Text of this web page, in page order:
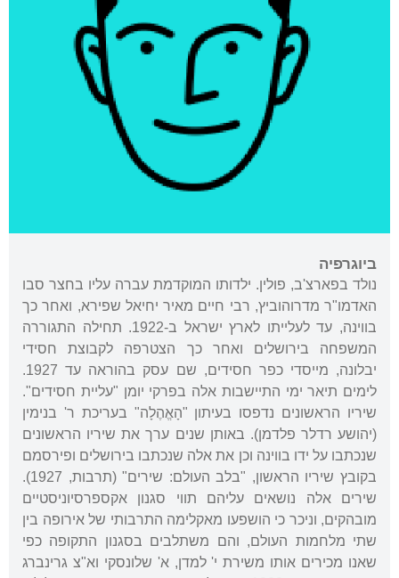
ביוגרפיה
נולד בפארצ'ב, פולין. ילדותו המוקדמת עברה עליו בחצר סבו
האדמו"ר מדרוהוביץ, רבי חיים מאיר יחיאל שפירא, ואחר כך
בווינה, עד לעלייתו לארץ ישראל ב-1922. תחילה התגוררה
המשפחה בירושלים ואחר כך הצטרפה לקבוצת חסידי
יבלונה, מייסדי כפר חסידים, שם עסק בהוראה עד 1927.
לימים תיאר ימי התיישבות אלה בפרקי יומן "עליית חסידים".
שיריו הראשונים נדפסו בעיתון "הָאֱהֶלָה" בעריכת ר' בנימין
(יהושע רדלר פלדמן). באותן שנים ערך את שיריו הראשונים
שנכתבו על ידו בווינה וכן את אלה שנכתבו בירושלים ופירסמם
בקובץ שיריו הראשון, "בלב העולם: שירים" (תרבות, 1927).
שירים אלה נושאים עליהם תווי סגנון אקספרסיוניסטיים
מובהקים, וניכר כי הושפעו מאקלימה התרבותי של אירופה בין
שתי מלחמות העולם, והם משתלבים בסגנון התקופה כפי
שאנו מכירים אותו משירת י' למדן, א' שלונסקי וא"צ גרינברג